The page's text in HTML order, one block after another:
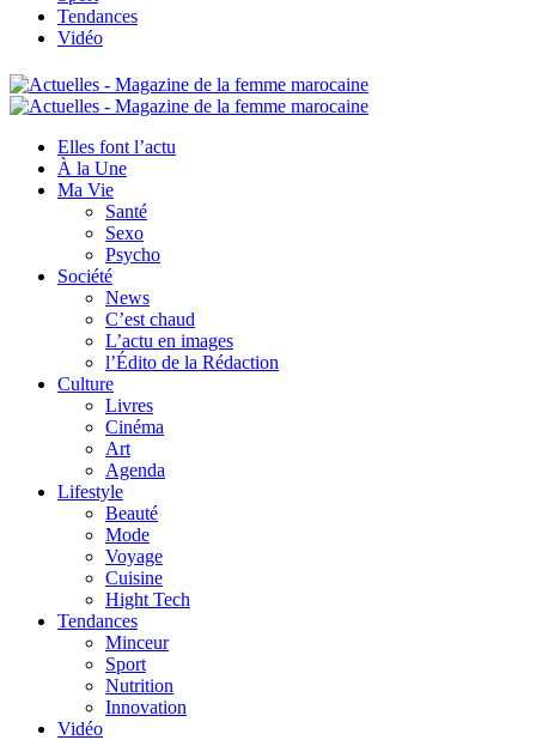
Tendances
Vidéo
Elles font l’actu
À la Une
Ma Vie
Santé
Sexo
Psycho
Société
News
C’est chaud
L’actu en images
l’Édito de la Rédaction
Culture
Livres
Cinéma
Art
Agenda
Lifestyle
Beauté
Mode
Voyage
Cuisine
Hight Tech
Tendances
Minceur
Sport
Nutrition
Innovation
Vidéo